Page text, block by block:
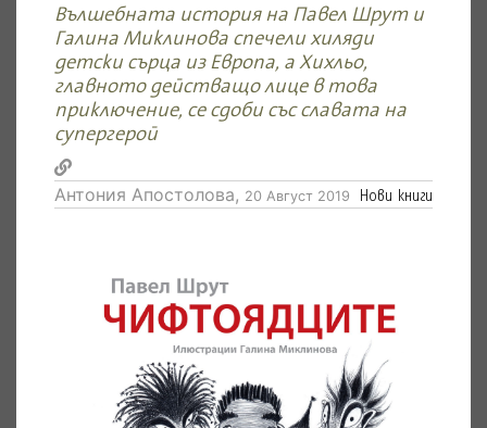
Вълшебната история на Павел Шрут и
Галина Миклинова спечели хиляди
детски сърца из Европа, а Хихльо,
главното действащо лице в това
приключение, се сдоби със славата на
супергерой
Антония Апостолова, 20 Август 2019 Нови книги